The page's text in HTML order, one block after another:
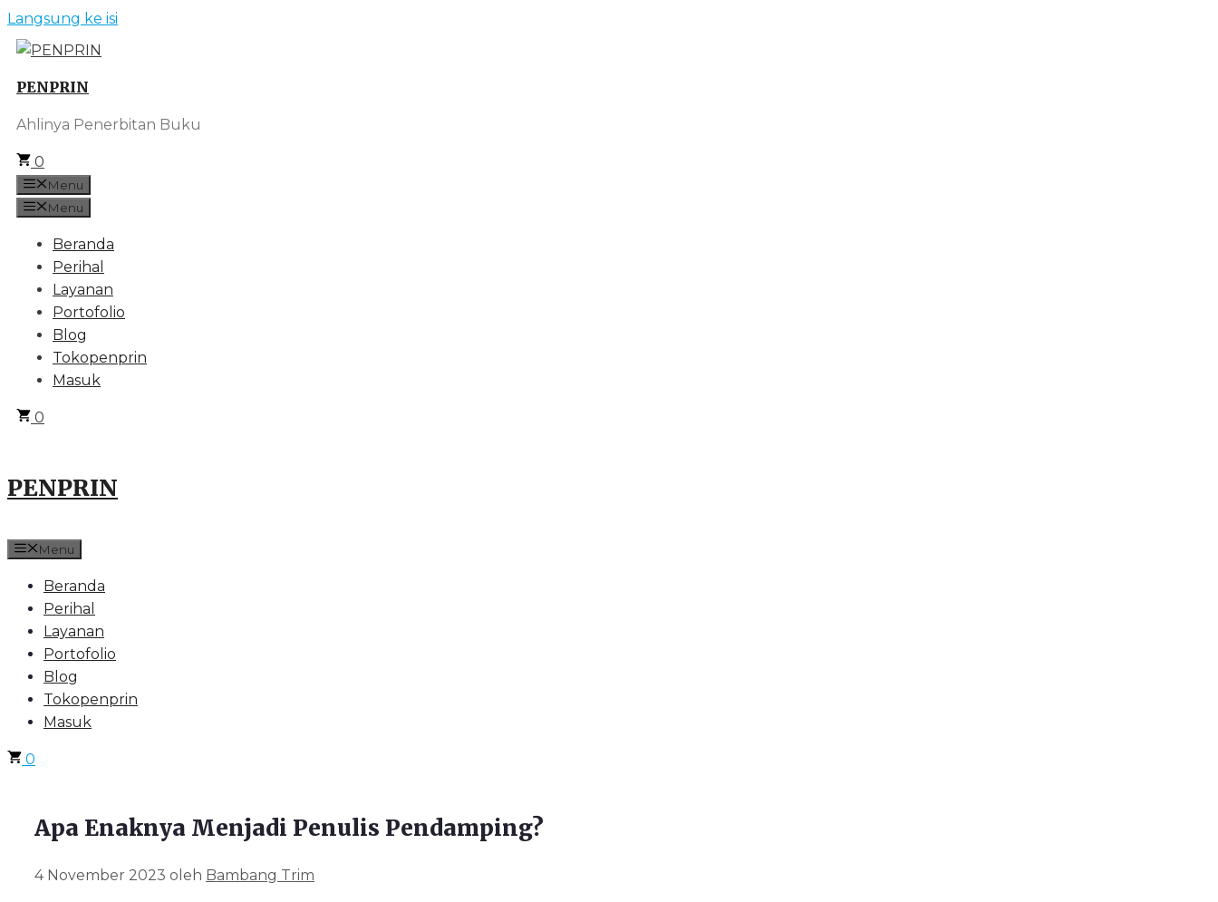
Langsung ke isi
PENPRIN
Ahlinya Penerbitan Buku
0
Menu
Menu
Beranda
Perihal
Layanan
Portofolio
Blog
Tokopenprin
Masuk
0
PENPRIN
Menu
Beranda
Perihal
Layanan
Portofolio
Blog
Tokopenprin
Masuk
0
Apa Enaknya Menjadi Penulis Pendamping?
4 November 2023 oleh Bambang Trim